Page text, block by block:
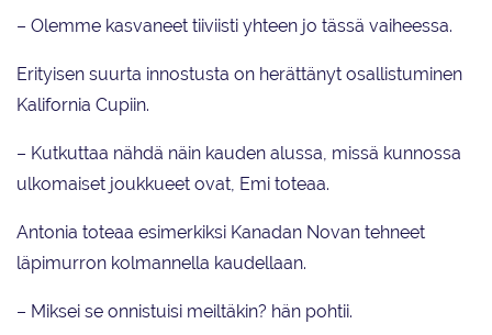
– Olemme kasvaneet tiiviisti yhteen jo tässä vaiheessa.
Erityisen suurta innostusta on herättänyt osallistuminen
Kalifornia Cupiin.
– Kutkuttaa nähdä näin kauden alussa, missä kunnossa
ulkomaiset joukkueet ovat, Emi toteaa.
Antonia toteaa esimerkiksi Kanadan Novan tehneet
läpimurron kolmannella kaudellaan.
– Miksei se onnistuisi meiltäkin? hän pohtii.